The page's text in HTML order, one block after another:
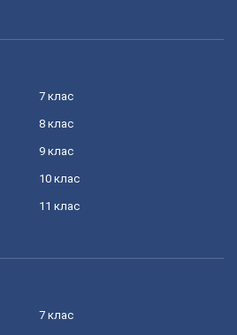
7 клас
8 клас
9 клас
10 клас
11 клас
7 клас